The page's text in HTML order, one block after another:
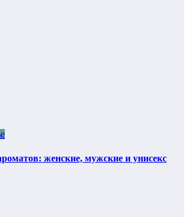
женские, мужские и унисекс